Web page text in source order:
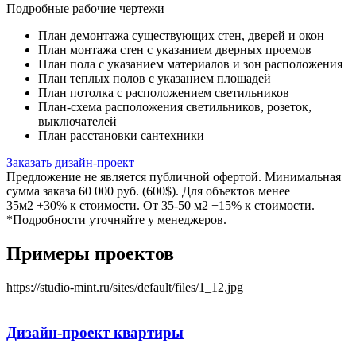
Подробные рабочие чертежи
План демонтажа существующих стен, дверей и окон
План монтажа стен с указанием дверных проемов
План пола с указанием материалов и зон расположения
План теплых полов с указанием площадей
План потолка с расположением светильников
План-схема расположения светильников, розеток,
выключателей
План расстановки сантехники
Заказать дизайн-проект
Предложение не является публичной офертой. Минимальная
сумма заказа 60 000 руб. (600$). Для объектов менее
35м2 +30% к стоимости. От 35-50 м2 +15% к стоимости.
*Подробности уточняйте у менеджеров.
Примеры проектов
https://studio-mint.ru/sites/default/files/1_12.jpg
Дизайн-проектквартиры